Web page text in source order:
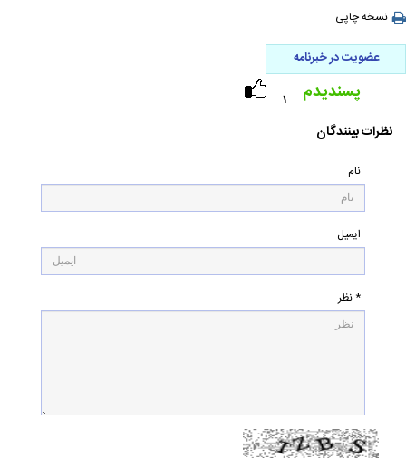
نسخه چاپی
عضویت در خبرنامه
۱ پسندیدم
نظرات بینندگان
نام
ایمیل
* نظر